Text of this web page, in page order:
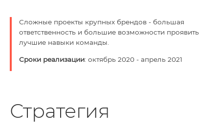
Сложные проекты крупных брендов - большая
ответственность и большие возможности проявить
лучшие навыки команды.
Сроки реализации: октябрь 2020 - апрель 2021
Стратегия